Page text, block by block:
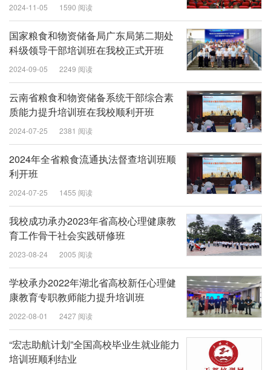
2024-11-05 1590 阅读
国家粮食和物资储备局广东局第二期处
科级领导干部培训班在我校正式开班
2024-09-05 2249 阅读
云南省粮食和物资储备系统干部综合素
质能力提升培训班在我校顺利开班
2024-07-25 2381 阅读
2024年全省粮食流通执法督查培训班顺
利开班
2024-07-25 1455 阅读
我校成功承办2023年省高校心理健康教
育工作骨干社会实践研修班
2023-08-24 2005 阅读
学校承办2022年湖北省高校新任心理健
康教育专职教师能力提升培训班
2022-08-01 2427 阅读
“宏志助航计划”全国高校毕业生就业能力
培训班顺利结业